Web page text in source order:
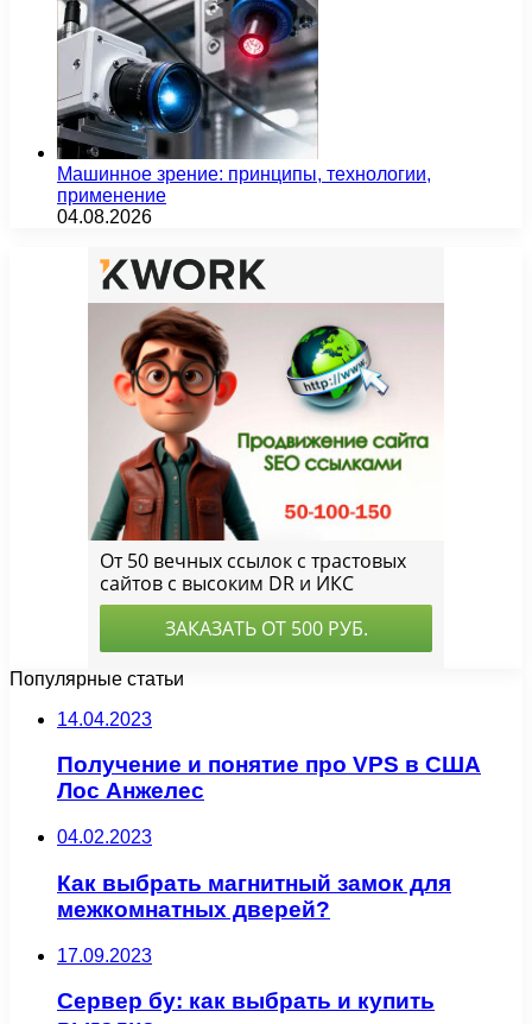
Машинное зрение: принципы, технологии,
применение
04.08.2026
Популярные статьи
14.04.2023
Получение и понятие про VPS в США
Лос Анжелес
04.02.2023
Как выбрать магнитный замок для
межкомнатных дверей?
17.09.2023
Сервер бу: как выбрать и купить